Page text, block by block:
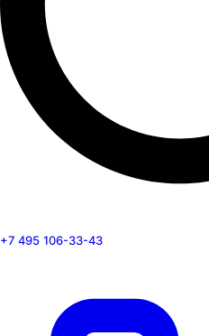
+7 495 106-33-43